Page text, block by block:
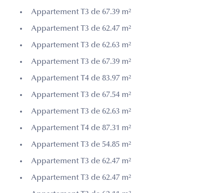
Appartement T3 de 67.39 m²
Appartement T3 de 62.47 m²
Appartement T3 de 62.63 m²
Appartement T3 de 67.39 m²
Appartement T4 de 83.97 m²
Appartement T3 de 67.54 m²
Appartement T3 de 62.63 m²
Appartement T4 de 87.31 m²
Appartement T3 de 54.85 m²
Appartement T3 de 62.47 m²
Appartement T3 de 62.47 m²